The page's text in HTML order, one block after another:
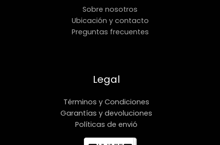
Sobre nosotros
Ubicación y contacto
Preguntas frecuentes
Legal
Términos y Condiciones
Garantías y devoluciones
Políticas de envió